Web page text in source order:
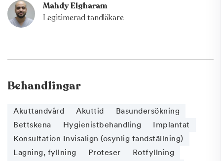
Mahdy Elgharam
Legitimerad tandläkare
Behandlingar
Akuttandvård Akuttid
Basundersökning
Bettskena
Hygienistbehandling
Implantat
Konsultation Invisalign (osynlig tandställning)
Lagning, fyllning
Proteser
Rotfyllning